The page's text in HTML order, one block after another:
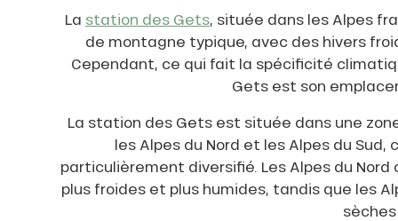
La station des Gets, située dans les Alpes
de montagne typique, avec des hivers
Cependant, ce qui fait la spécificité
Gets est son
La station des Gets est située dans une
les Alpes du Nord et les Alpes du Sud,
particulièrement diversifié. Les Alpes du
plus froides et plus humides, tandis que les